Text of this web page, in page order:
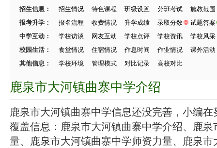
招生信息：
招生情况 特色课程 班级设置 分班考试
施教范围
报考升学：
报名流程 收费情况 升学成绩 录取分数
试题答案
中学互动：
学校访谈 网友互动 学校点评 学校资讯
学校风采
校园生活：
食堂情况 住宿情况 作息时间 作业情况
课外活动
其他信息：
学校环境 管理模式 对比记录 高校对比
鹿泉市大河镇曲寨中学介绍
鹿泉市大河镇曲寨中学信息还没完善，小编在
覆盖信息：鹿泉市大河镇曲寨中学介绍、鹿
量、鹿泉市大河镇曲寨中学师资力量、鹿泉